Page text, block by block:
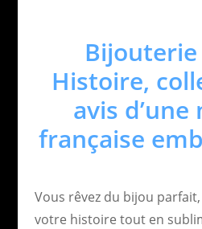
Histoire,
avis
française
Vous rêvez du bijou
votre histoire tout en